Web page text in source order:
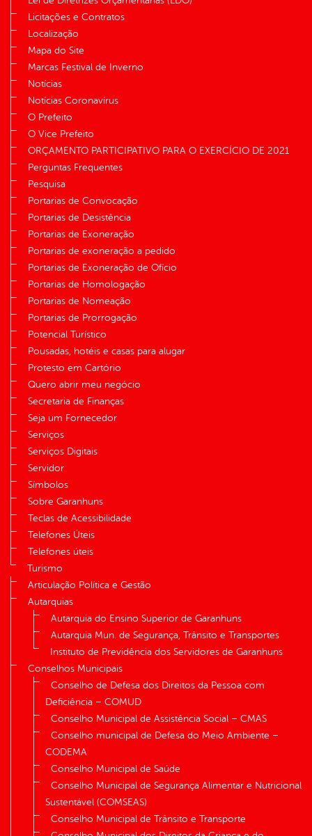
Licitações e Contratos
Localização
Mapa do Site
Marcas Festival de Inverno
Notícias
Notícias Coronavírus
O Prefeito
O Vice Prefeito
ORÇAMENTO PARTICIPATIVO PARA O EXERCÍCIO DE 2021
Perguntas Frequentes
Pesquisa
Portarias de Convocação
Portarias de Desistência
Portarias de Exoneração
Portarias de exoneração a pedido
Portarias de Exoneração de Ofício
Portarias de Homologação
Portarias de Nomeação
Portarias de Prorrogação
Potencial Turístico
Pousadas, hotéis e casas para alugar
Protesto em Cartório
Quero abrir meu negócio
Secretaria de Finanças
Seja um Fornecedor
Serviços
Serviços Digitais
Servidor
Símbolos
Sobre Garanhuns
Teclas de Acessibilidade
Telefones Úteis
Telefones úteis
Turismo
Articulação Política e Gestão
Autarquias
Autarquia do Ensino Superior de Garanhuns
Autarquia Mun. de Segurança, Trânsito e Transportes
Instituto de Previdência dos Servidores de Garanhuns
Conselhos Municipais
Conselho de Defesa dos Direitos da Pessoa com
Deficiência – COMUD
Conselho Municipal de Assistência Social – CMAS
Conselho municipal de Defesa do Meio Ambiente –
CODEMA
Conselho Municipal de Saúde
Conselho Municipal de Segurança Alimentar e Nutricional
Sustentável (COMSEAS)
Conselho Municipal de Trânsito e Transporte